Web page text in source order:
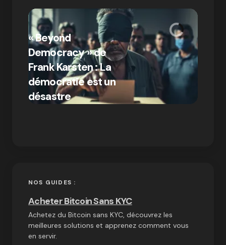
« Beyond
Democracy » de
Frank Karsten : La
démocratie est un
désastre
par Ines Aissani
on 03/10/2024
NOS GUIDES :
Acheter Bitcoin Sans KYC
Achetez du Bitcoin sans KYC, découvrez les
meilleures solutions et apprenez comment vous
en servir.